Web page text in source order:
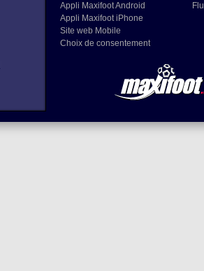
Appli Maxifoot Android
Appli Maxifoot iPhone
Site web Mobile
Choix de consentement